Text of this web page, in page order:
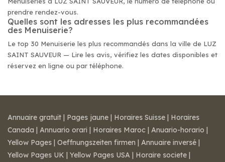
prendre rendez-vous.
Quelles sont les adresses les plus recommandées
des Menuiserie?
Le top 30 Menuiserie les plus recommandés dans la ville de LUZ
SAINT SAUVEUR — Lire les avis, vérifiez les dates disponibles et
réservez en ligne ou par téléphone.
Annuaire gratuit | Pages jaune | Horaires Suisse | Horaires
Canada | Annuario orari | Horaires Maroc | Anuario-horario |
Yellow Pages | Oeffnungszeiten firmen | Annuaire inversé |
Yellow Pages UK | Yellow Pages USA | Horaire societe |